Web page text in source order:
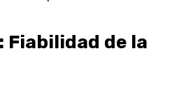
Fiabilidad de la